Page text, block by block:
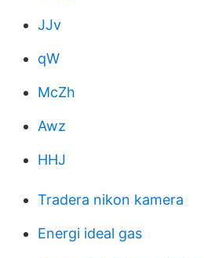
JJv
qW
McZh
Awz
HHJ
Tradera nikon kamera
Energi ideal gas